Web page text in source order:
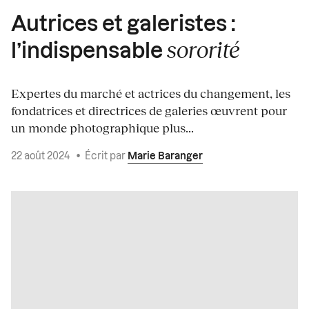
Autrices et galeristes :
l’indispensable sororité
Expertes du marché et actrices du changement, les
fondatrices et directrices de galeries œuvrent pour
un monde photographique plus...
22 août 2024 • Écrit par Marie Baranger